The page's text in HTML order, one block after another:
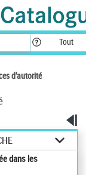
Tout
d’autorité
dans les